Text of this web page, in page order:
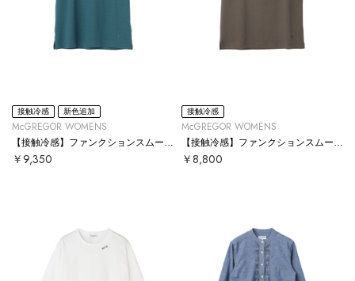
接触冷感 新色追加
McGREGOR WOMENS
【接触冷感】ファンクションスムースT
￥9,350
接触冷感
McGREGOR WOMENS
【接触冷感】ファンクションスムースタンクトップ
￥8,800